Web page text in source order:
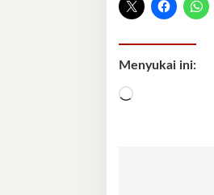
Menyukai ini:
Memuat...